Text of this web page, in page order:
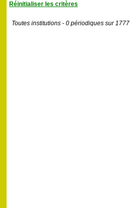
Réinitialiser les critères
Toutes institutions - 0 périodiques sur 1777